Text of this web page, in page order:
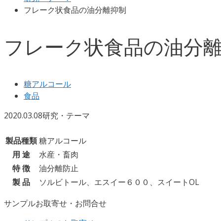
フレーク状食品の油分離抑制
フレーク状食品の油分
糖アルコール
食品
2020.03.08研究・テーマ
製品種類糖アルコール
用 途
水産・畜肉
特 徴
油分離防止
製 品
ソルビトール、エスイー６００、スイートOL
サンプルお取寄せ・お問合せ